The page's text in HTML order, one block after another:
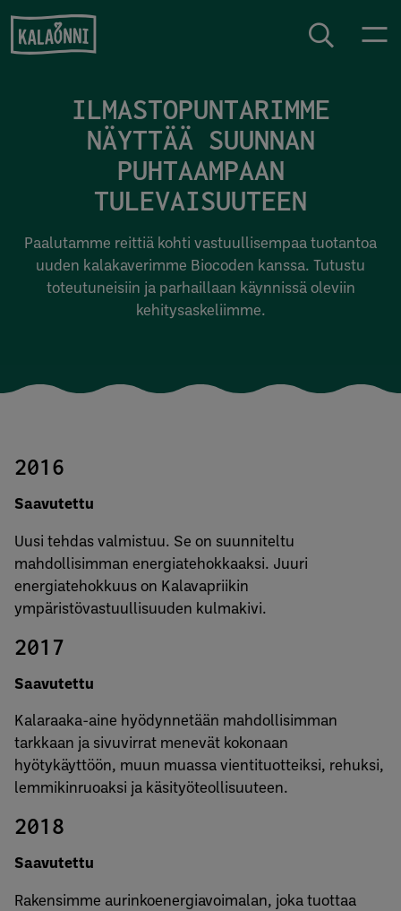
Siirry sisältöön
ILMASTOPUNTARIMME
NÄYTTÄÄ SUUNNAN
PUHTAAMPAAN
TULEVAISUUTEEN
Paalutamme reittiä kohti vastuullisempaa tuotantoa
uuden kalakaverimme Biocoden kanssa. Tutustu
toteutuneisiin ja parhaillaan käynnissä oleviin
kehitysaskeliimme.
2016
Saavutettu
Uusi tehdas valmistuu. Se on suunniteltu
mahdollisimman energiatehokkaaksi. Juuri
energiatehokkuus on Kalavapriikin
ympäristövastuullisuuden kulmakivi.
2017
Saavutettu
Kalaraaka-aine hyödynnetään mahdollisimman
tarkkaan ja sivuvirrat menevät kokonaan
hyötykäyttöön, muun muassa vientituotteiksi, rehuksi,
lemmikinruoaksi ja käsityöteollisuuteen.
2018
Saavutettu
Rakensimme aurinkoenergiavoimalan, joka tuottaa